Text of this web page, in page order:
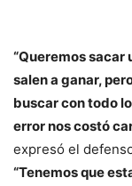
“Queremos sacar
salen a ganar,
buscar con todo
error nos costó
expresó el
“Tenemos que